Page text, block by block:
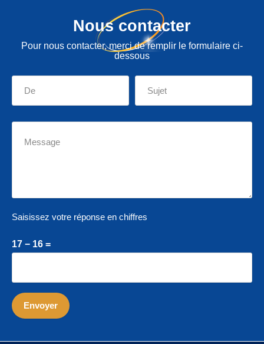
Nous contacter
Pour nous contacter, merci de remplir le formulaire ci-
dessous
Saisissez votre réponse en chiffres
17 − 16 =